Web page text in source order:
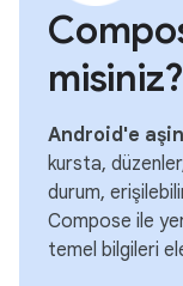
misiniz?
Android'e
kursta,
durum,
Compose ile
temel bilgileri